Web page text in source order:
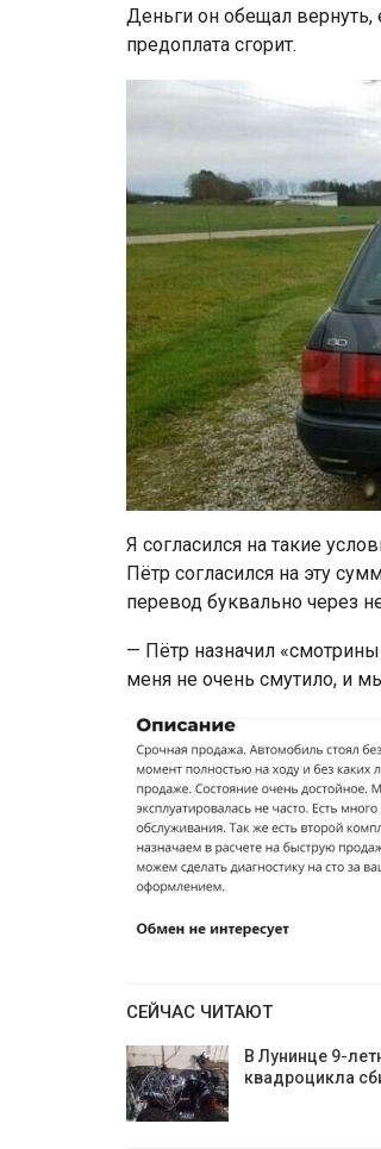
Деньги он обещал вернуть,
предоплата сгорит.
Я согласился на такие
Пётр согласился на эту
перевод буквально через
— Пётр назначил
меня не очень смутило, и
СЕЙЧАС ЧИТАЮТ
В Лунинце 9-
квадроцикла